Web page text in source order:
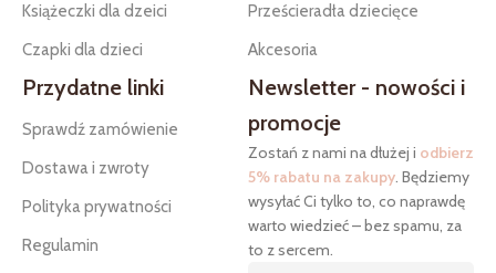
Książeczki dla dzeici
Czapki dla dzieci
Prześcieradła dziecięce
Akcesoria
Przydatne linki
Sprawdź zamówienie
Dostawa i zwroty
Polityka prywatności
Regulamin
Newsletter - nowości i
promocje
Zostań z nami na dłużej i odbierz
5% rabatu na zakupy. Będziemy
wysyłać Ci tylko to, co naprawdę
warto wiedzieć – bez spamu, za
to z sercem.